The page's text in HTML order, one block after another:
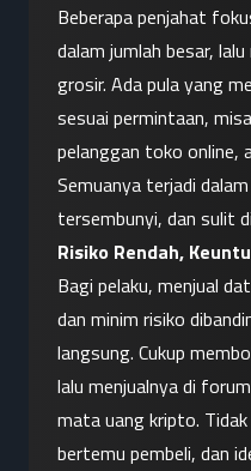
Beberapa penjahat
dalam jumlah besar,
grosir. Ada pula yang
sesuai permintaan,
pelanggan toko online,
Semuanya terjadi
tersembunyi, dan sulit
Risiko Rendah,
Bagi pelaku, menjual
dan minim risiko
langsung. Cukup
lalu menjualnya di
mata uang kripto.
bertemu pembeli, dan